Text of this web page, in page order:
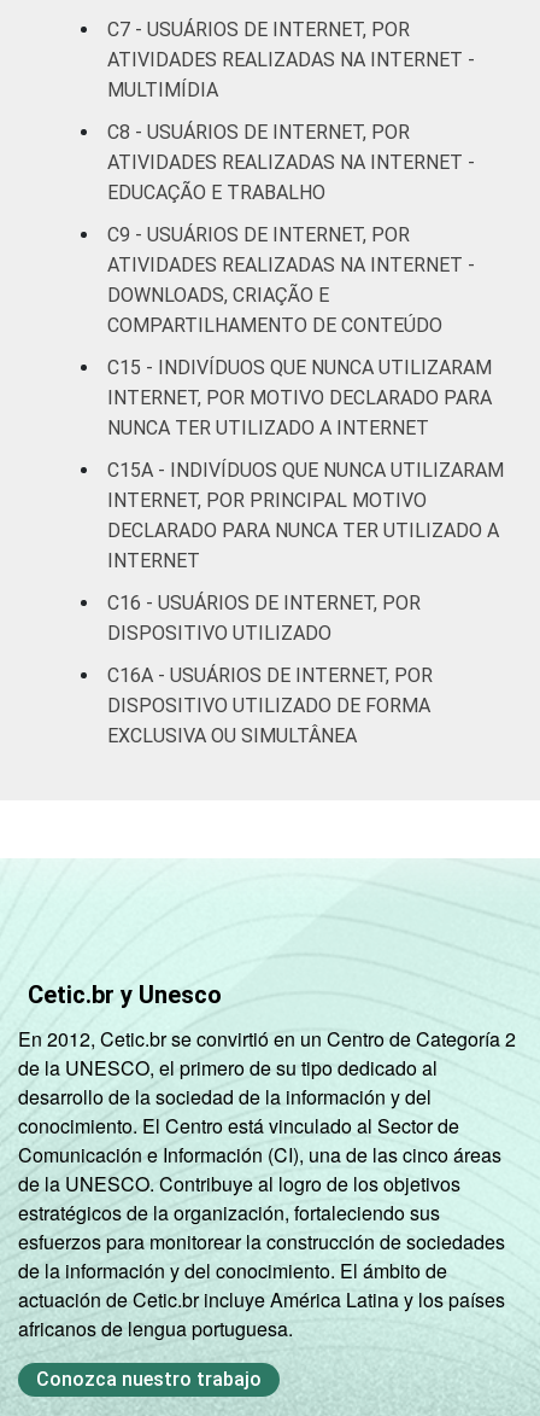
Mais de 2
SM até 3 SM
Mais de 3
SM até 5 SM
69
Mais de 5
SM até 10
SM
80
Mais de 10
SM
91 97
renda
45 75
Não sabe 62 89
Não
respondeu
65
Classe
social
A 94
B
DE 43 83
atividade
Fonte: CGI.br/NIC.br, Centro Regional de
Estudos para o Desenvolvimento da
Sociedade da Informação (Cetic.br),
Pesquisa sobre o Uso das Tecnologias de
Informação e Comunicação nos domicílios
brasileiros - TIC Domicílios 2016.
C7 - USUÁRIOS DE INTERNET, POR
ATIVIDADES REALIZADAS NA INTERNET -
MULTIMÍDIA
C8 - USUÁRIOS DE INTERNET, POR
ATIVIDADES REALIZADAS NA INTERNET -
EDUCAÇÃO E TRABALHO
C9 - USUÁRIOS DE INTERNET, POR
ATIVIDADES REALIZADAS NA INTERNET -
DOWNLOADS, CRIAÇÃO E
COMPARTILHAMENTO DE CONTEÚDO
C15 - INDIVÍDUOS QUE NUNCA UTILIZARAM
INTERNET, POR MOTIVO DECLARADO PARA
NUNCA TER UTILIZADO A INTERNET
C15A - INDIVÍDUOS QUE NUNCA UTILIZARAM
INTERNET, POR PRINCIPAL MOTIVO
DECLARADO PARA NUNCA TER UTILIZADO A
INTERNET
C16 - USUÁRIOS DE INTERNET, POR
DISPOSITIVO UTILIZADO
C16A - USUÁRIOS DE INTERNET, POR
DISPOSITIVO UTILIZADO DE FORMA
EXCLUSIVA OU SIMULTÂNEA
Cetic.br y Unesco
En 2012, Cetic.br se convirtió en un Centro de Categoría 2
de la UNESCO, el primero de su tipo dedicado al
desarrollo de la sociedad de la información y del
conocimiento. El Centro está vinculado al Sector de
Comunicación e Información (CI), una de las cinco áreas
de la UNESCO. Contribuye al logro de los objetivos
estratégicos de la organización, fortaleciendo sus
esfuerzos para monitorear la construcción de sociedades
de la información y del conocimiento. El ámbito de
actuación de Cetic.br incluye América Latina y los países
africanos de lengua portuguesa.
Conozca nuestro trabajo